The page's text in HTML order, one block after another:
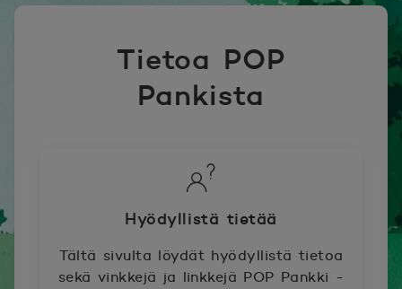
Tietoa POP
Pankista
Hyödyllistä tietää
Tältä sivulta löydät hyödyllistä tietoa
sekä vinkkejä ja linkkejä POP Pankki -